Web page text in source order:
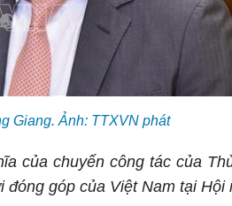
Giang. Ảnh: TTXVN phát
của chuyến công tác của
góp của Việt Nam tại Hội